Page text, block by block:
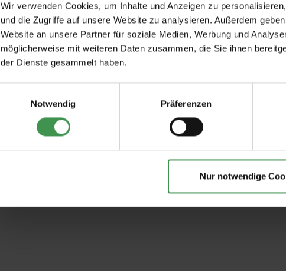
Wir verwenden Cookies, um Inhalte und Anzeigen zu
und die Zugriffe auf unsere Website zu analysieren. Außerdem
Website an unsere Partner für soziale Medien, Werbung und
möglicherweise mit weiteren Daten zusammen, die Sie ihnen
der Dienste gesammelt haben.
Notwendig
Präferenzen
Nur notwendige